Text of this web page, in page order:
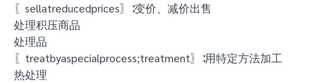
〖sellatreducedprices〗∶变价、减价出售
处理积压商品
处理品
〖treatbyaspecialprocess;treatment〗∶用特定方法加工
热处理